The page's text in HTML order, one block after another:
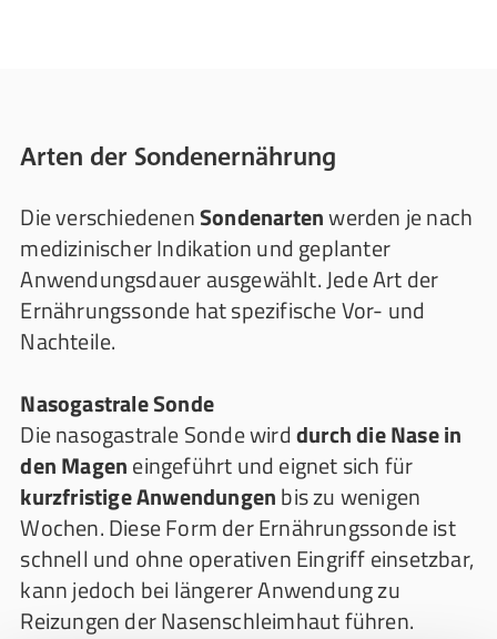
Arten der Sondenernährung
Die verschiedenenSondenartenwerden je nach
medizinischer Indikation und geplanter
Anwendungsdauer ausgewählt. Jede Art der
Ernährungssonde hat spezifische Vor- und
Nachteile.
Nasogastrale Sonde
Die nasogastrale Sonde wirddurch die Nase in
den Mageneingeführt und eignet sich für
kurzfristige Anwendungenbis zu wenigen
Wochen. Diese Form der Ernährungssonde ist
schnell und ohne operativen Eingriff einsetzbar,
kann jedoch bei längerer Anwendung zu
Reizungen der Nasenschleimhaut führen.